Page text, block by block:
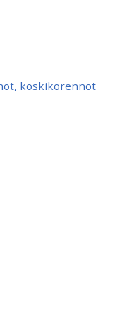
koskikorennot